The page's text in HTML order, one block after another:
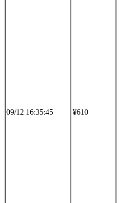
09/12 16:35:45 ¥610